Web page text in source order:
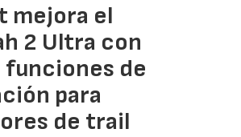
mejora el
2 Ultra con
funciones de
para
de trail